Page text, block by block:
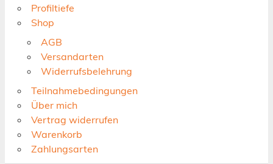
Profiltiefe
Shop
AGB
Versandarten
Widerrufsbelehrung
Teilnahmebedingungen
Über mich
Vertrag widerrufen
Warenkorb
Zahlungsarten